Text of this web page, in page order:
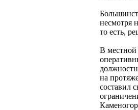
несмотря
то есть,
В местной
на
составил